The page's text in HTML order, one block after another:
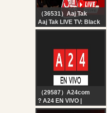
（36531）Aaj Tak
Aaj Tak LIVE TV: Black
And White | Rahul
Ranchi Student Protest
| Parliament
（29587）A24com
? A24 EN VIVO |
Noticias de Argentina y